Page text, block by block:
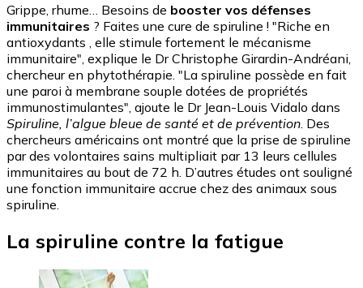
Grippe, rhume… Besoins de booster vos défenses
immunitaires ? Faites une cure de spiruline ! "Riche en
antioxydants , elle stimule fortement le mécanisme
immunitaire", explique le Dr Christophe Girardin-Andréani,
chercheur en phytothérapie. "La spiruline possède en fait
une paroi à membrane souple dotées de propriétés
immunostimulantes", ajoute le Dr Jean-Louis Vidalo dans
Spiruline, l’algue bleue de santé et de prévention . Des
chercheurs américains ont montré que la prise de spiruline
par des volontaires sains multipliait par 13 leurs cellules
immunitaires au bout de 72 h. D’autres études ont souligné
une fonction immunitaire accrue chez des animaux sous
spiruline.
La spiruline contre la fatigue